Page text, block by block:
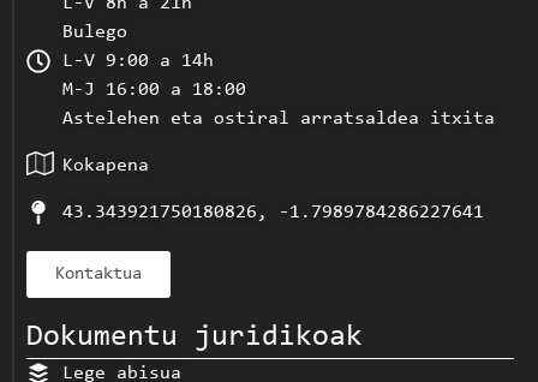
L-V 8h a 21h
Bulego
L-V 9:00 a 14h
M-J 16:00 a 18:00
Astelehen eta ostiral arratsaldea itxita
Kokapena
43.343921750180826, -1.7989784286227641
Kontaktua
Dokumentu juridikoak
Lege abisua